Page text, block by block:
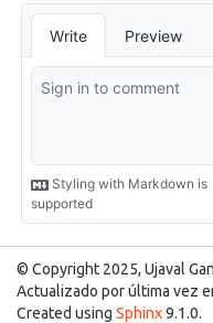
© Copyright 2025, Ujaval
Actualizado por última vez
Created using Sphinx9.1.0.